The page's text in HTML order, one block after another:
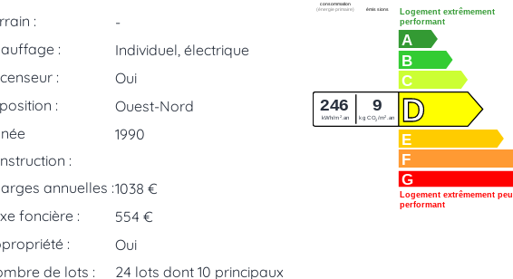
:
-
:
Individuel, électrique
:
Oui
:
Ouest-Nord
:
1990
annuelles :1038 €
foncière :
554 €
:
Oui
de lots :
24 lots dont 10 principaux
(énergie primaire)
consommation
émissions
Logement extrêmement
performant
A
B
C
D
9
246
kWh/m 2.an kg CO2 /m2 .an
E
F
G
Logement extrêmement peu
performant